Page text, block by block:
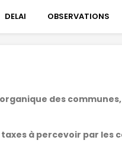
DELAI OBSERVATIONS
des
taxes à percevoir par